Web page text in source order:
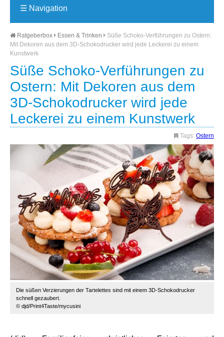
☰ Navigation
Ratgeberbox Essen & Trinken
Süße Schoko-Verführungen zu Ostern:
Mit Dekoren aus dem 3D-Schokodrucker wird jede Leckerei zu einem
Kunstwerk
Süße Schoko-Verführungen zu
Ostern: Mit Dekoren aus dem
3D-Schokodrucker wird jede
Leckerei zu einem Kunstwerk
Tags: Ostern
Die süßen Verzierungen der Tartelettes sind mit einem 3D-Schokodrucker
schnell gezaubert.
© djd/Print4Taste/mycusini